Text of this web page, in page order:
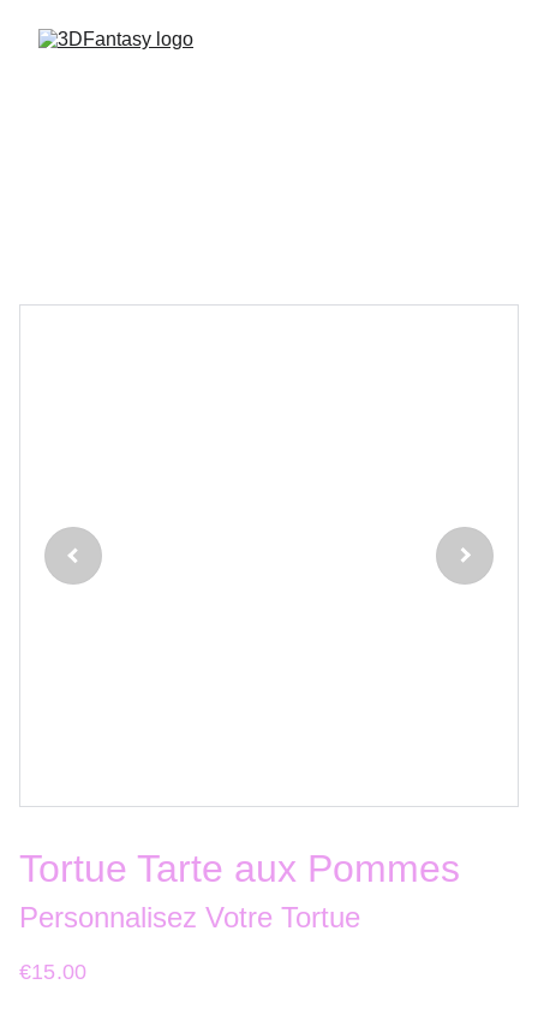
Tortue Tarte aux Pommes
Personnalisez Votre Tortue
€15.00